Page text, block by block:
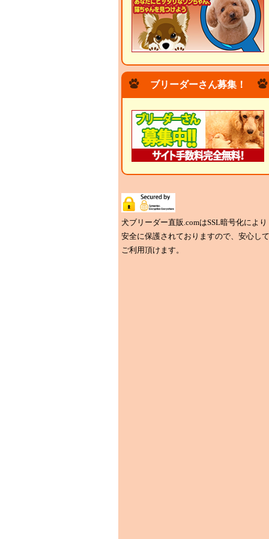
ブリーダーさん募集！
犬ブリーダー直販.comはSSL暗号化により
安全に保護されておりますので、安心して
ご利用頂けます。